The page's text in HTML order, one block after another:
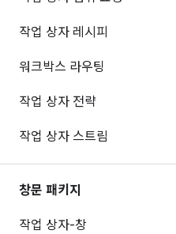
작업 상자 레시피
워크박스 라우팅
작업 상자 전략
작업 상자 스트림
창문 패키지
작업 상자-창